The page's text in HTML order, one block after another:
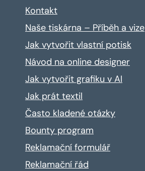
Kontakt
Naše tiskárna – Příběh a vize
Jak vytvořit vlastní potisk
Návod na online designer
Jak vytvořit grafiku v AI
Jak prát textil
Často kladené otázky
Bounty program
Reklamační formulář
Reklamační řád